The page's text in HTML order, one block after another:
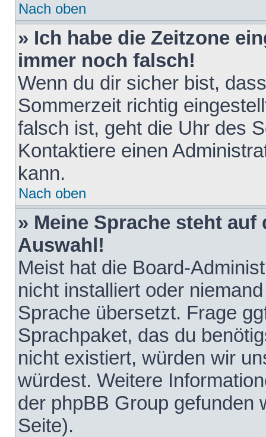
Nach oben
» Ich habe die Zeitzone
immer noch falsch!
Wenn du dir sicher bist,
Sommerzeit richtig
falsch ist, geht die Uhr des
Kontaktiere einen
kann.
Nach oben
» Meine Sprache steht
Auswahl!
Meist hat die Board-
nicht installiert oder
Sprache übersetzt. Frage
Sprachpaket, das du
nicht existiert, würden wir
würdest. Weitere
der phpBB Group gefunden
Seite).